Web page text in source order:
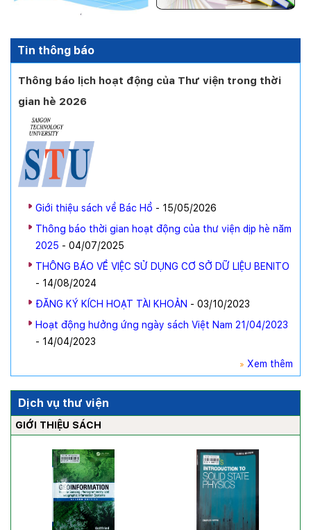
Tin thông báo
Thông báo lịch hoạt động của Thư viện trong thời
gian hè 2026
Giới thiệu sách về Bác Hồ - 15/05/2026
Thông báo thời gian hoạt động của thư viện dịp hè năm
2025 - 04/07/2025
THÔNG BÁO VỀ VIỆC SỬ DỤNG CƠ SỞ DỮ LIỆU BENITO
- 14/08/2024
ĐĂNG KÝ KÍCH HOẠT TÀI KHOẢN - 03/10/2023
Hoạt động hưởng ứng ngày sách Việt Nam 21/04/2023
- 14/04/2023
Xem thêm
Dịch vụ thư viện
GIỚI THIỆU SÁCH